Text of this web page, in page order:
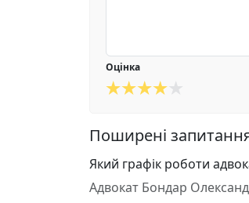
Оцінка
Поширені
Який графік роботи
Адвокат Бондар